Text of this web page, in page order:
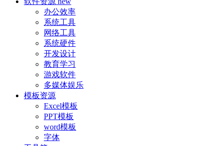
办公效率
系统工具
网络工具
系统硬件
开发设计
教育学习
游戏软件
多媒体娱乐
模板资源
Excel模板
PPT模板
word模板
字体